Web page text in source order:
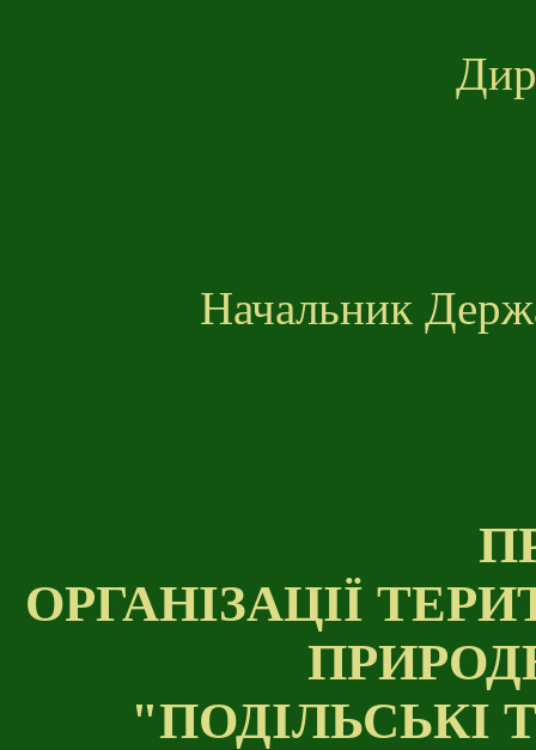
Начальник
ОРГАНІЗАЦІЇ
"ПОДІЛЬСЬКІ